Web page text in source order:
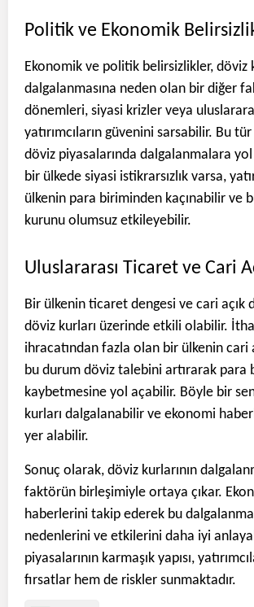
Politik ve Ekonomik
Ekonomik ve politik belirsizlikler, döviz
dalgalanmasına neden olan bir diğer
dönemleri, siyasi krizler veya
yatırımcıların güvenini sarsabilir. Bu
döviz piyasalarında dalgalanmalara
bir ülkede siyasi istikrarsızlık varsa,
ülkenin para biriminden kaçınabilir ve
kurunu olumsuz etkileyebilir.
Uluslararası Ticaret ve Cari
Bir ülkenin ticaret dengesi ve cari açık
döviz kurları üzerinde etkili olabilir.
ihracatından fazla olan bir ülkenin cari
bu durum döviz talebini artırarak para
kaybetmesine yol açabilir. Böyle bir
kurları dalgalanabilir ve ekonomi
yer alabilir.
Sonuç olarak, döviz kurlarının
faktörün birleşimiyle ortaya çıkar.
haberlerini takip ederek bu
nedenlerini ve etkilerini daha iyi
piyasalarının karmaşık yapısı,
fırsatlar hem de riskler sunmaktadır.